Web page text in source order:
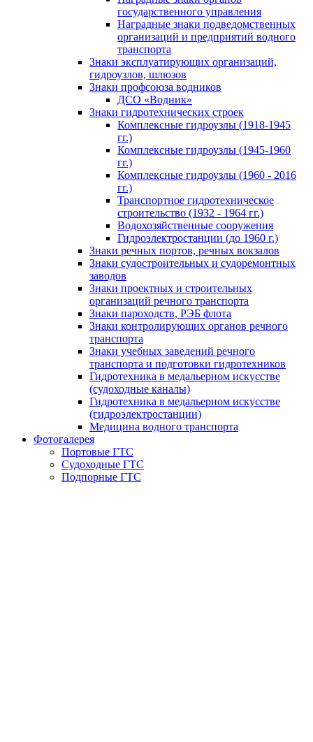
государственного управления
Наградные знаки подведомственных
организаций и предприятий водного
транспорта
Знаки эксплуатирующих организаций,
гидроузлов, шлюзов
Знаки профсоюза водников
ДСО «Водник»
Знаки гидротехнических строек
Комплексные гидроузлы (1918-1945
гг.)
Комплексные гидроузлы (1945-1960
гг.)
Комплексные гидроузлы (1960 - 2016
гг.)
Транспортное гидротехническое
строительство (1932 - 1964 гг.)
Водохозяйственные сооружения
Гидроэлектростанции (до 1960 г.)
Знаки речных портов, речных вокзалов
Знаки судостроительных и судоремонтных
заводов
Знаки проектных и строительных
организаций речного транспорта
Знаки пароходств, РЭБ флота
Знаки контролирующих органов речного
транспорта
Знаки учебных заведений речного
транспорта и подготовки гидротехников
Гидротехника в медальерном искусстве
(судоходные каналы)
Гидротехника в медальерном искусстве
(гидроэлектростанции)
Медицина водного транспорта
Фотогалерея
Портовые ГТС
Судоходные ГТС
Подпорные ГТС